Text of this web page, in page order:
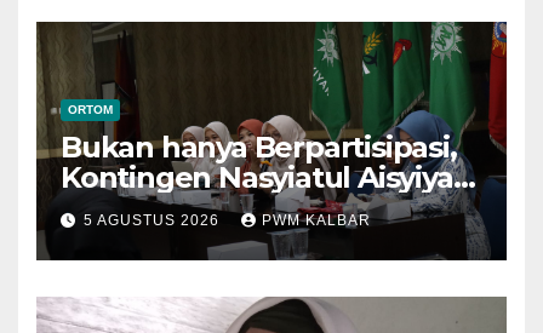
ORTOM
Bukan hanya Berpartisipasi,
Kontingen Nasyiatul Aisyiyah
Kalbar Perjuangkan Program
di Muktamar XV
5 AGUSTUS 2026 PWM KALBAR